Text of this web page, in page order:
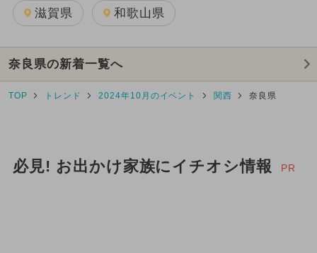
滋賀県 和歌山県
奈良県の新着一覧へ
TOP トレンド 2024年10月のイベント 関西 奈良県
必見! お出かけ家族にイチオシ情報 PR